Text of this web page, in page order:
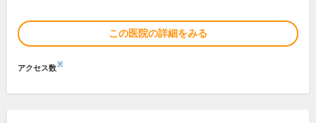
この医院の詳細をみる
アクセス数※